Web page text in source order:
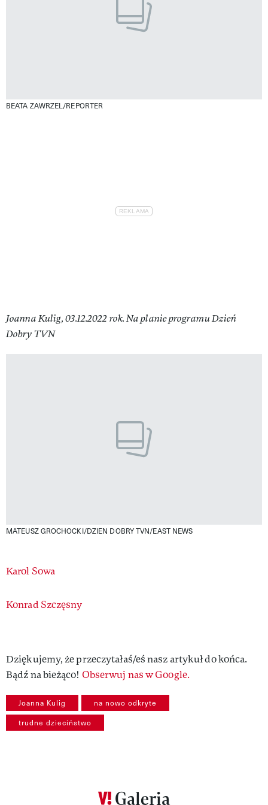
BEATA ZAWRZEL/REPORTER
Joanna Kulig, 03.12.2022 rok. Na planie programu Dzień
Dobry TVN
MATEUSZ GROCHOCKI/DZIEN DOBRY TVN/EAST NEWS
Authors
Karol Sowa
Konrad Szczęsny
Dziękujemy, że przeczytałaś/eś nasz artykuł do końca.
Bądź na bieżąco! Obserwuj nas w Google.
Joanna Kulig na nowo odkryte
trudne dzieciństwo
Galeria